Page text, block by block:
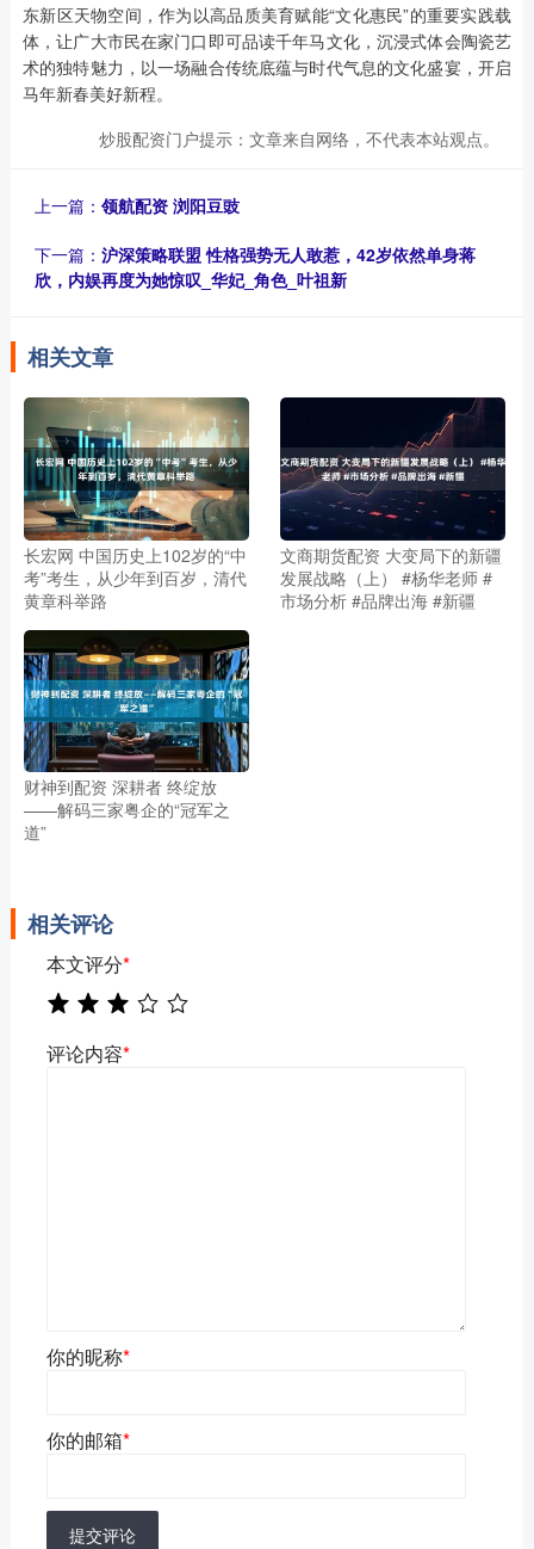
东新区天物空间，作为以高品质美育赋能“文化惠民”的重要实践载
体，让广大市民在家门口即可品读千年马文化，沉浸式体会陶瓷艺
术的独特魅力，以一场融合传统底蕴与时代气息的文化盛宴，开启
马年新春美好新程。
炒股配资门户提示：文章来自网络，不代表本站观点。
上一篇： 领航配资 浏阳豆豉
下一篇： 沪深策略联盟 性格强势无人敢惹，42岁依然单身蒋
欣，内娱再度为她惊叹_华妃_角色_叶祖新
相关文章
长宏网 中国历史上102岁的“中
考”考生，从少年到百岁，清代
黄章科举路
文商期货配资 大变局下的新疆
发展战略（上） #杨华老师 #
市场分析 #品牌出海 #新疆
财神到配资 深耕者 终绽放
——解码三家粤企的“冠军之
道”
相关评论
本文评分*
评论内容*
你的昵称*
你的邮箱*
提交评论